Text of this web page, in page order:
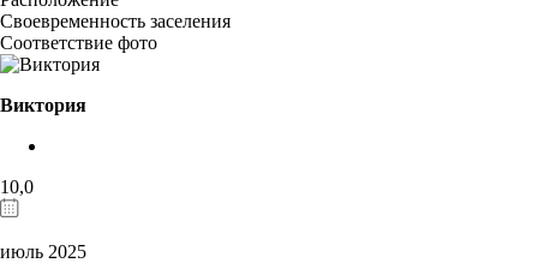
Своевременность заселения
Соответствие фото
Виктория
10,0
июль 2025